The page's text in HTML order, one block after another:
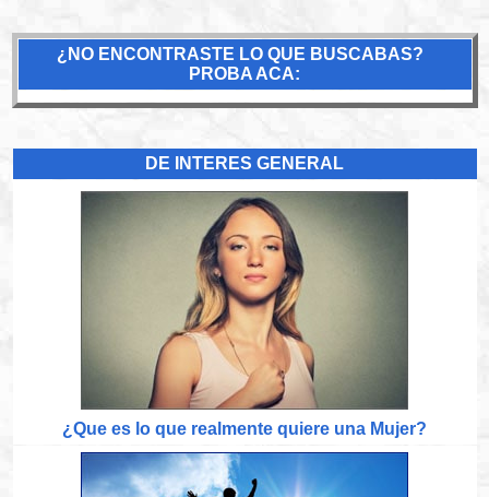
¿NO ENCONTRASTE LO QUE BUSCABAS?
PROBA ACA:
DE INTERES GENERAL
¿Que es lo que realmente quiere una Mujer?